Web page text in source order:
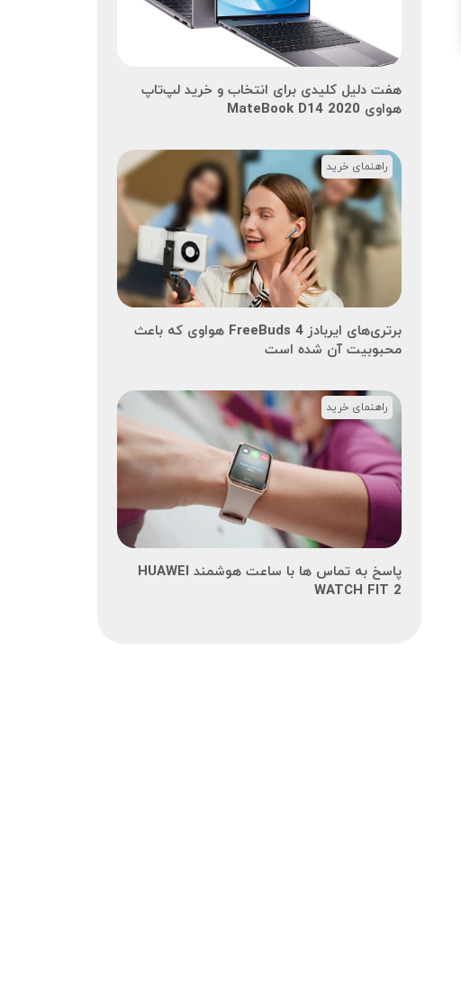
هفت دلیل کلیدی برای انتخاب و خرید لپ‌تاپ
هواوی MateBook D14 2020
برتری‌های ایربادز FreeBuds 4 هواوی که باعث
محبوبیت آن شده است
راهنمای خرید
پاسخ به تماس ها با ساعت هوشمند HUAWEI
WATCH FIT 2
راهنمای خرید